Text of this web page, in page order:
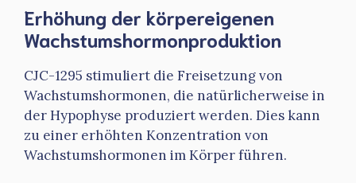
Erhöhung der körpereigenen
Wachstumshormonproduktion
CJC-1295 stimuliert die Freisetzung von
Wachstumshormonen, die natürlicherweise in
der Hypophyse produziert werden. Dies kann
zu einer erhöhten Konzentration von
Wachstumshormonen im Körper führen.